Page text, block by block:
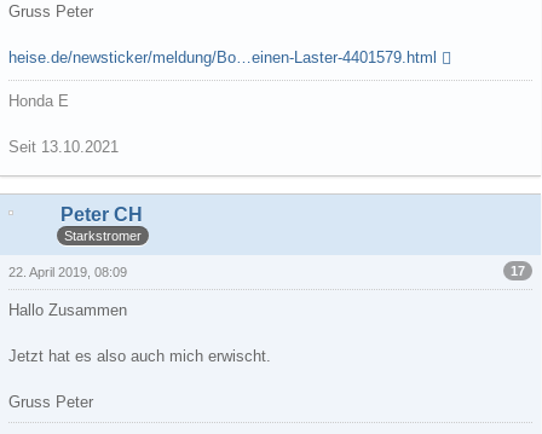
Gruss Peter
heise.de/newsticker/meldung/Bo…einen-Laster-4401579.html
Honda E
Seit 13.10.2021
Peter CH
Starkstromer
17
22. April 2019, 08:09
Hallo Zusammen
Jetzt hat es also auch mich erwischt.
Gruss Peter